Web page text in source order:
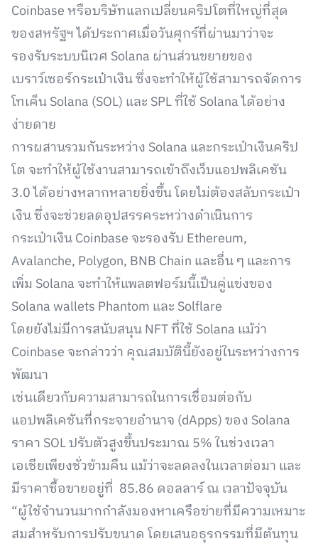
Coinbase หรือบริษัทแลกเปลี่ยนคริปโตที่ใหญ่ที่สุด
ของสหรัฐฯ ได้ประกาศเมื่อวันศุกร์ที่ผ่านมาว่าจะ
รองรับระบบนิเวศ Solana ผ่านส่วนขยายของ
เบราว์เซอร์กระเป๋าเงิน ซึ่งจะทำให้ผู้ใช้สามารถจัดการ
โทเค็น Solana (SOL) และ SPL ที่ใช้ Solana ได้อย่าง
ง่ายดาย
การผสานรวมกันระหว่าง Solana และกระเป๋าเงินคริป
โต จะทำให้ผู้ใช้งานสามารถเข้าถึงเว็บแอปพลิเคชัน
3.0 ได้อย่างหลากหลายยิ่งขึ้น โดยไม่ต้องสลับกระเป๋า
เงิน ซึ่งจะช่วยลดอุปสรรคระหว่างดำเนินการ
กระเป๋าเงิน Coinbase จะรองรับ Ethereum,
Avalanche, Polygon, BNB Chain และอื่น ๆ และการ
เพิ่ม Solana จะทำให้แพลตฟอร์มนี้เป็นคู่แข่งของ
Solana wallets Phantom และ Solflare
โดยยังไม่มีการสนับสนุน NFT ที่ใช้ Solana แม้ว่า
Coinbase จะกล่าวว่า คุณสมบัตินี้ยังอยู่ในระหว่างการ
พัฒนา
เช่นเดียวกับความสามารถในการเชื่อมต่อกับ
แอปพลิเคชันที่กระจายอำนาจ (dApps) ของ Solana
ราคา SOL ปรับตัวสูงขึ้นประมาณ 5% ในช่วงเวลา
เอเชียเพียงชั่วข้ามคืน แม้ว่าจะลดลงในเวลาต่อมา และ
มีราคาซื้อขายอยู่ที่ 85.86 ดอลลาร์ ณ เวลาปัจจุบัน
“ผู้ใช้จำนวนมากกำลังมองหาเครือข่ายที่มีความเหมาะ
สมสำหรับการปรับขนาด โดยเสนอธุรกรรมที่มีต้นทุน